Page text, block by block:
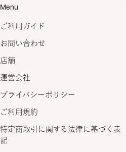
Menu
ご利用ガイド
お問い合わせ
店舗
運営会社
プライバシーポリシー
ご利用規約
特定商取引に関する法律に 基づく表
記